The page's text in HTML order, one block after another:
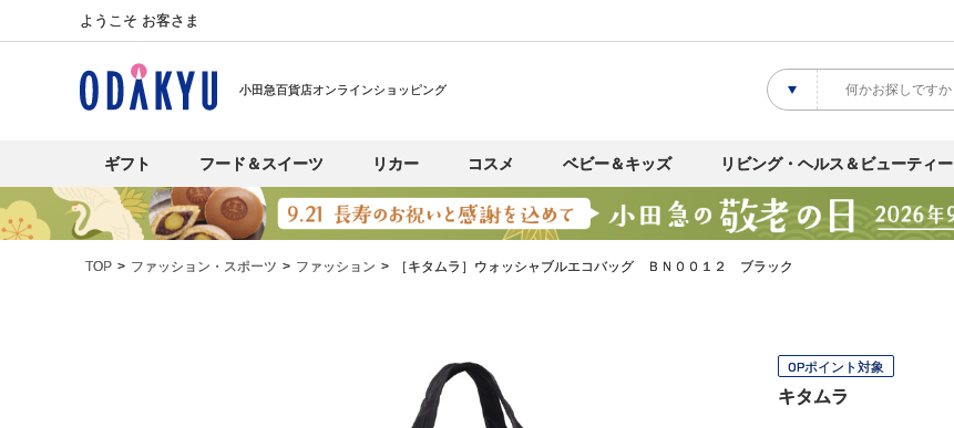
ようこそ お客さま
小田急百貨店オンラインショッピング
ギフト フード＆スイーツ リカー コスメ ベビー＆キッズ リビング・ヘルス＆ビューティー
TOP ファッション・スポーツ ファッション ［キタムラ］ウォッシャブルエコバッグ ＢＮ００１２ ブラック
OPポイント対象
キタムラ